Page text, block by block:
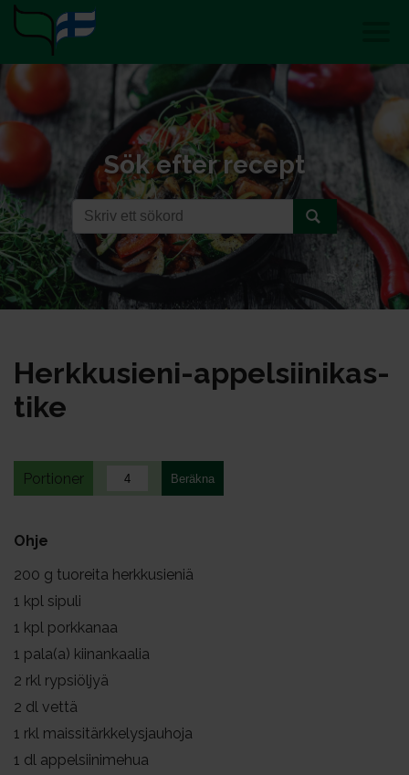
Sök efter recept
Herk­ku­sie­ni-ap­pel­sii­ni­kas­
ti­ke
Portioner
Ohje
200 g tuoreita herkkusieniä
1 kpl sipuli
1 kpl porkkanaa
1 pala(a) kiinankaalia
2 rkl rypsiöljyä
2 dl vettä
1 rkl maissitärkkelysjauhoja
1 dl appelsiinimehua